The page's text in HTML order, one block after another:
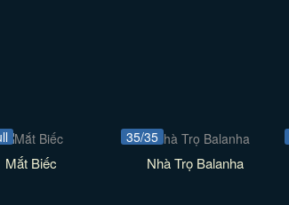
Mắt Biếc
35/35
Nhà Trọ Balanha